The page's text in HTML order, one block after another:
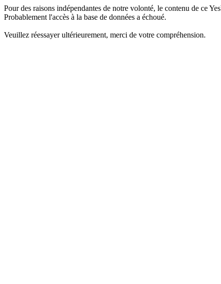
Pour des raisons indépendantes de notre volonté, le contenu de ce
Probablement l'accès à la base de données a échoué.
Veuillez réessayer ultérieurement, merci de votre compréhension.